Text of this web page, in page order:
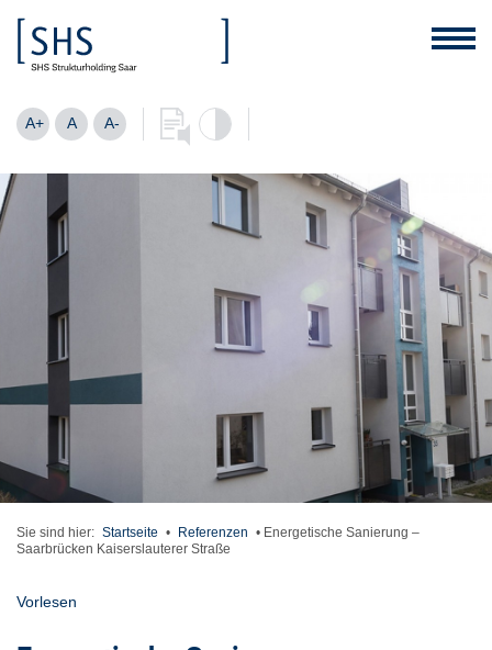
A+ A A-
Sie sind hier: Startseite • Referenzen • Energetische Sanierung –
Saarbrücken Kaiserslauterer Straße
Vorlesen